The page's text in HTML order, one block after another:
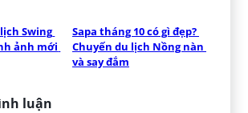
Swing
ảnh mới
Sapa tháng 10 có gì đẹp?
Chuyến du lịch Nồng nàn
và say đắm
luận